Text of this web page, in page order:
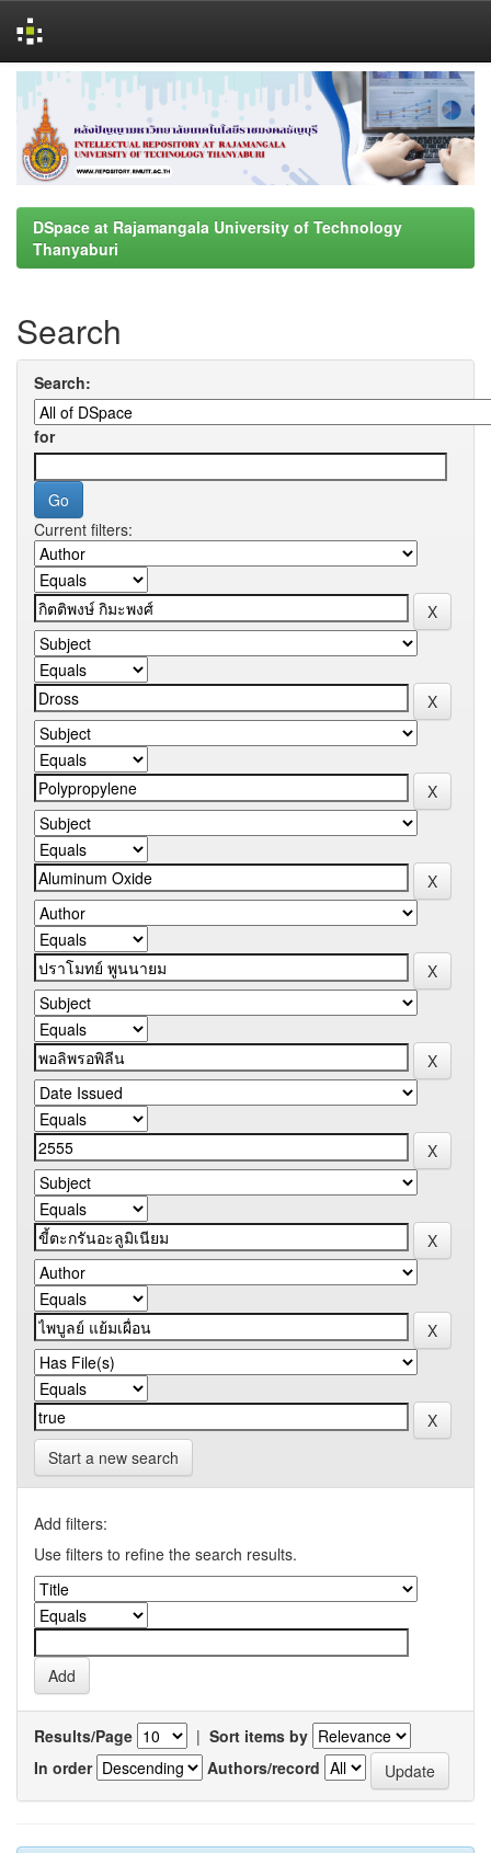
navigation
DSpace at Rajamangala University of Technology
Thanyaburi
Search
Search:
for
Current filters:
Start a new search
Add filters:
Use filters to refine the search results.
Results/Page | Sort items by
In order
Authors/record